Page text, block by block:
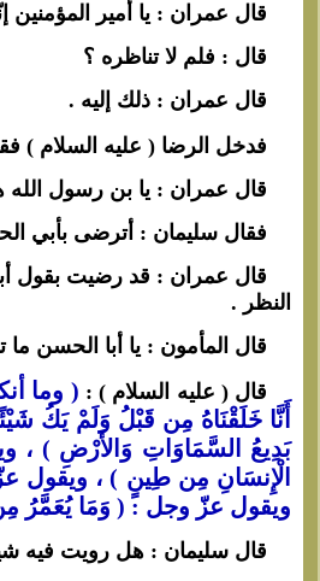
قال عمران : يا أمير المؤمنين
قال : فلم لا تناظره ؟
قال عمران : ذلك إليه .
فدخل الرضا ( عليه السلام )
قال عمران : يا بن رسول الله
فقال سليمان : أترضى بأبي
قال عمران : قد رضيت بقول
النظر .
قال المأمون : يا أبا الحسن
قال ( عليه السلام ) : ( وما
أَنَّا خَلَقْنَاهُ مِن قَبْلُ وَلَمْ يَكُ
بَدِيعُ السَّمَاوَاتِ وَالأَرْضِ ) ،
الْإِنسَانِ مِن طِينٍ ) ، ويقول
ويقول عزّ وجل : ( وَمَا يُعَمَّرُ
قال سليمان : هل رويت فيه